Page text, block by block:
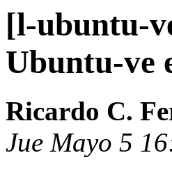
[l-ubuntu-
Ubuntu-ve
Ricardo C.
Jue Mayo 5